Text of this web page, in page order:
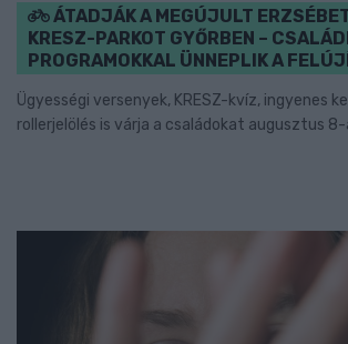
ÁTADJÁK A MEGÚJULT
KRESZ-PARKOT GYŐRBEN – CSALÁDI
PROGRAMOKKAL ÜNNEPLIK A
Ügyességi versenyek, KRESZ-kvíz, ingyenes
rollerjelölés is várja a családokat augusztus 8-